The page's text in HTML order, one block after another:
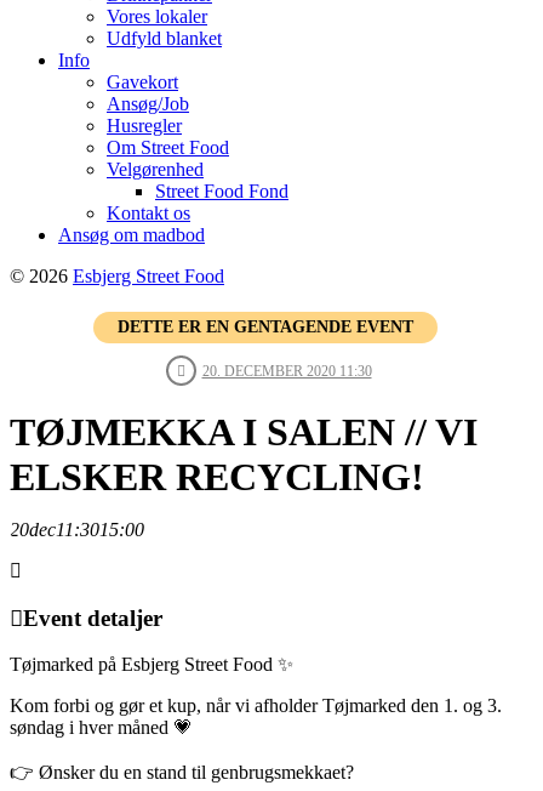
Vores lokaler
Udfyld blanket
Info
Gavekort
Ansøg/Job
Husregler
Om Street Food
Velgørenhed
Street Food Fond
Kontakt os
Ansøg om madbod
© 2026 Esbjerg Street Food
DETTE ER EN GENTAGENDE EVENT
20. DECEMBER 2020 11:30
TØJMEKKA I SALEN // VI
ELSKER RECYCLING!
20dec11:3015:00
Event detaljer
Tøjmarked på Esbjerg Street Food ✨
Kom forbi og gør et kup, når vi afholder Tøjmarked den 1. og 3.
søndag i hver måned 💗
👉 Ønsker du en stand til genbrugsmekkaet?